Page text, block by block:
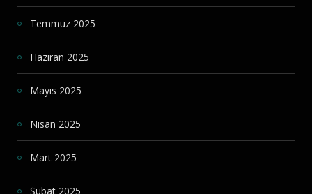
Temmuz 2025
Haziran 2025
Mayıs 2025
Nisan 2025
Mart 2025
Şubat 2025